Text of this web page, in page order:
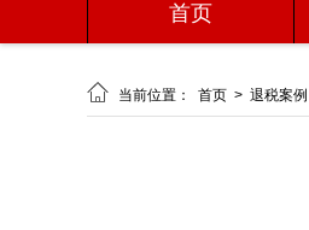
首页
 当前位置： 首页 > 退税案例